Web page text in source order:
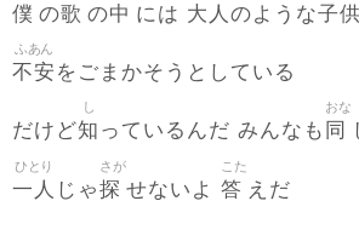
僕 の歌 の中 には 大人 のような子供
不安
ふあん
をごまかそうとしている
だけど知
し
っているんだ みんなも 同
おな
一人
ひとり
じゃ探
さが
せないよ 答
こた
えだ